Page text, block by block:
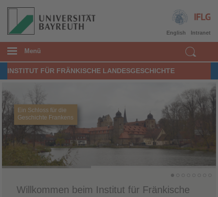
Intranet
English
Menü
INSTITUT FÜR FRÄNKISCHE LANDESGESCHICHTE
Ein Schloss für die
Geschichte Frankens
Willkommen beim Institut für Fränkische